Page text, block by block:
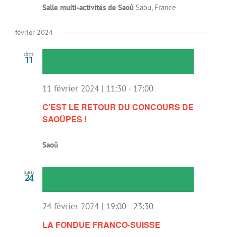
Salle multi-activités de Saoû Saou, France
février 2024
dim
11
C’EST LE RETOUR DU CONCOURS DE
SAOÛPES !
11 février 2024 | 11:30 - 17:00
Saoû
sam
24
LA FONDUE FRANCO-SUISSE
24 février 2024 | 19:00 - 23:30